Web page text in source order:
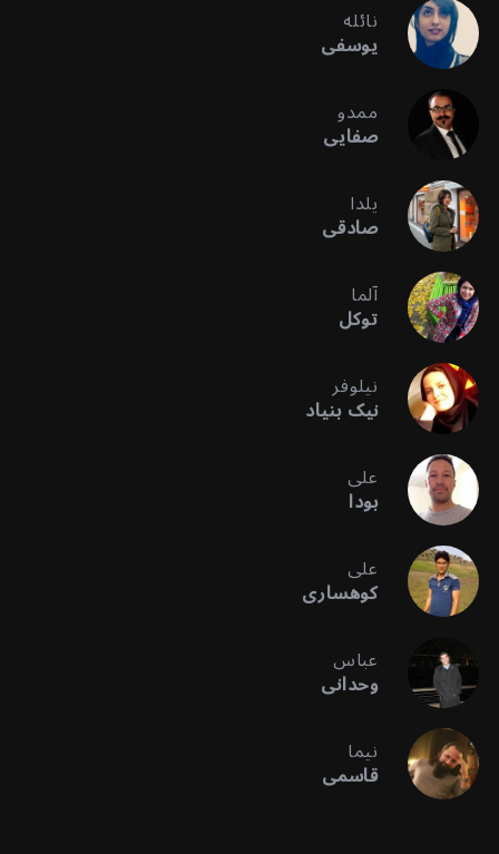
نائله
یوسفی
ممدو
صفایی
یلدا
صادقی
آلما
توکل
نیلوفر
نیک بنیاد
علی
بودا
علی
کوهساری
عباس
وحدانی
نیما
قاسمی